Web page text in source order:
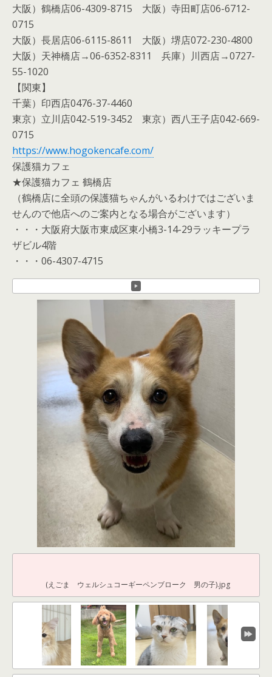
大阪）鶴橋店06-4309-8715 大阪）寺田町店06-6712-
0715
大阪）長居店06-6115-8611 大阪）堺店072-230-4800
大阪）天神橋店→06-6352-8311 兵庫）川西店→0727-
55-1020
【関東】
千葉）印西店0476-37-4460
東京）立川店042-519-3452 東京）西八王子店042-669-
0715
https://www.hogokencafe.com/
保護猫カフェ
★保護猫カフェ 鶴橋店
（鶴橋店に全頭の保護猫ちゃんがいるわけではございま
せんので他店へのご案内となる場合がございます）
・・・大阪府大阪市東成区東小橋3-14-29ラッキープラ
ザビル4階
・・・06-4307-4715
(えごま ウェルシュコーギーペンブローク 男の子).jpg